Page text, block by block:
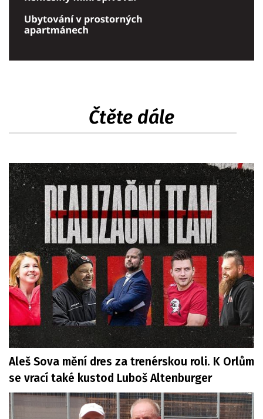
Čtěte dále
Aleš Sova mění dres za trenérskou roli. K Orlům
se vrací také kustod Luboš Altenburger